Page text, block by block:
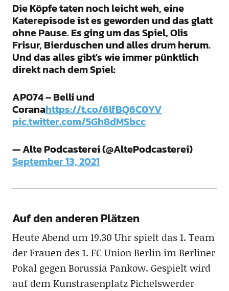
Die Köpfe taten noch leicht weh, eine
Katerepisode ist es geworden und das glatt
ohne Pause. Es ging um das Spiel, Olis
Frisur, Bierduschen und alles drum herum.
Und das alles gibt's wie immer pünktlich
direkt nach dem Spiel:
AP074 – Belli und
Coranahttps://t.co/6lfBQ6C0YV
pic.twitter.com/5Gh8dMSbcc
— Alte Podcasterei (@AltePodcasterei)
September 13, 2021
Auf den anderen Plätzen
Heute Abend um 19.30 Uhr spielt das 1. Team
der Frauen des 1. FC Union Berlin im Berliner
Pokal gegen Borussia Pankow. Gespielt wird
auf dem Kunstrasenplatz Pichelswerder